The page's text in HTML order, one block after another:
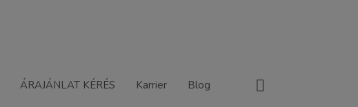
ÁRAJÁNLAT KÉRÉS Karrier Blog